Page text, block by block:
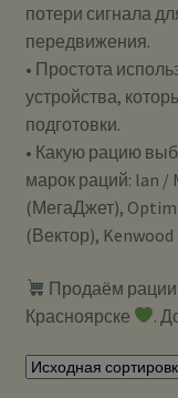
потери сигнала
передвижения.
• Простота
устройства,
подготовки.
• Какую рацию
марок раций: lan /
(МегаДжет),
(Вектор),
Продаём рации
Красноярске
.